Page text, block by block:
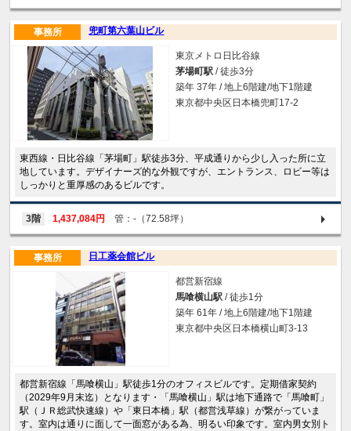
兜町第六葉山ビル
事務所
東京メトロ日比谷線
茅場町駅 / 徒歩3分
築年 37年 / 地上6階建/地下1階建
東京都中央区日本橋兜町17-2
東西線・日比谷線「茅場町」駅徒歩3分、平成通りから少し入った所に立
地しています。デザイナーズ的な外観ですが、エントランス、ロビー等は
しっかりと重厚感のあるビルです。
3階 1,437,084円 管：-（72.58坪）
日工薬会館ビル
事務所
都営新宿線
馬喰横山駅 / 徒歩1分
築年 61年 / 地上6階建/地下1階建
東京都中央区日本橋横山町3-13
都営新宿線「馬喰横山」駅徒歩1分のオフィスビルです。定期借家契約
（2029年9月末迄）となります・「馬喰横山」駅は地下通路で「馬喰町」
駅（ＪＲ総武快速線）や「東日本橋」駅（都営浅草線）が繋がっていま
す。室内は通りに面して一面窓がある為、明るい印象です。室内男女別ト